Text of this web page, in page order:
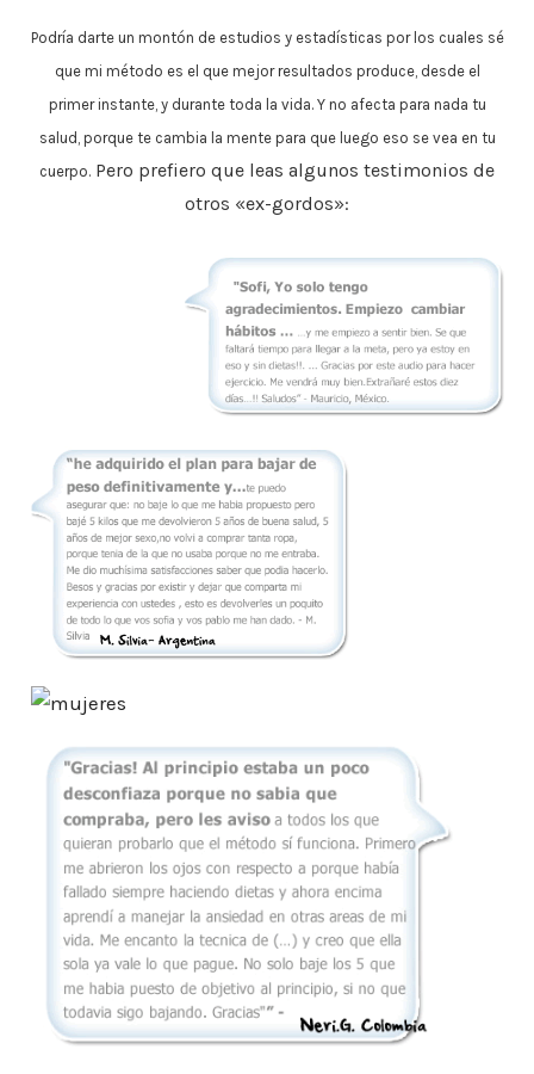
Podría darte un montón de estudios y estadísticas por los cuales sé
que mi método es el que mejor resultados produce, desde el
primer instante, y durante toda la vida. Y no afecta para nada tu
salud, porque te cambia la mente para que luego eso se vea en tu
cuerpo. Pero prefiero que leas algunos testimonios de
otros «ex-gordos»: